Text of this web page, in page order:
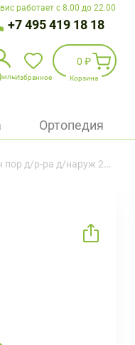
работает с 8.00 до 22.00
+7 495 419 18 18
Избранное
0 ₽
Корзина
Ортопедия
д/р-ра д/наруж 20мг пак №20